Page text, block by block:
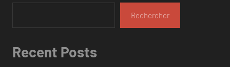
Rechercher
Recent Posts